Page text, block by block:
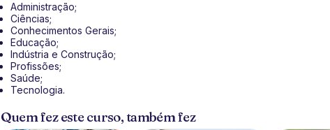
Administração;
Ciências;
Conhecimentos Gerais;
Educação;
Indústria e Construção;
Profissões;
Saúde;
Tecnologia.
Quem fez este curso, também fez